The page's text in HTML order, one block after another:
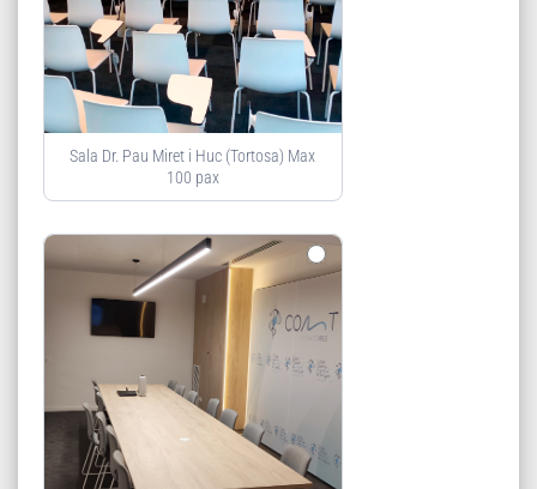
Sala Dr. Pau Miret i Huc (Tortosa) Max
100 pax